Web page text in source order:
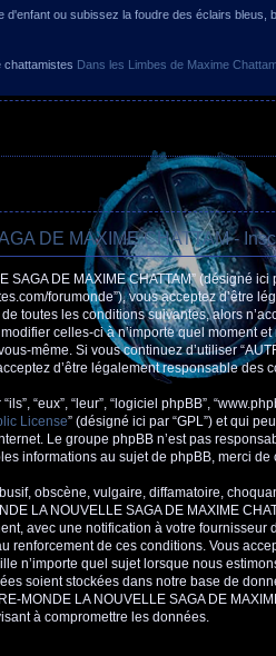
ou subissez la foudre des éclairs bleus,
chattamistes Dans les Limbes de Maxime
DE MAXIME CHATTAM -
DE MAXIME CHATTAM” (désigné ici
forumonde”), vous acceptez d’être
toutes les conditions suivantes, alors
celles-ci à n’importe quel moment
même. Si vous continuez d’utiliser
d’être légalement responsable
“eux”, “leur”, “logiciel phpBB”,
License” (désigné ici par “GPL”) et qui
Le groupe phpBB n’est pas
informations au sujet de phpBB, merci de
obscène, vulgaire, diffamatoire,
LA NOUVELLE SAGA DE MAXIME
avec une notification à votre fournisseur
de ces conditions. Vous
n’importe quel sujet lorsque nous
soient stockées dans notre base de
MONDE LA NOUVELLE SAGA DE
à compromettre les données.